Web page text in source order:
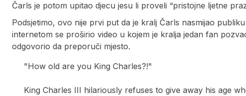
Čarls je potom upitao djecu jesu li proveli “pristojne ljetne
Podsjetimo, ovo nije prvi put da je kralj Čarls nasmijao
internetom se proširio video u kojem je kralja jedan fan
odgovorio da preporuči mjesto.
"How old are you King Charles?!"
King Charles III hilariously refuses to give away his age